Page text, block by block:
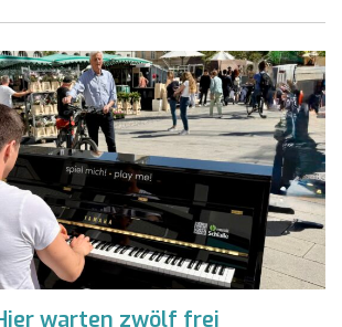
warten zwölf frei